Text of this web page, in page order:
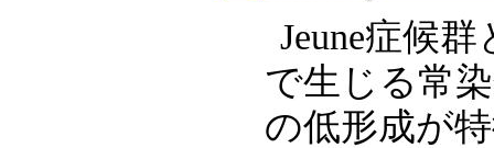
Jeune症候
で生じる常
の低形成が